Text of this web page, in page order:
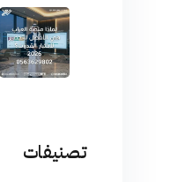
تصنيفات